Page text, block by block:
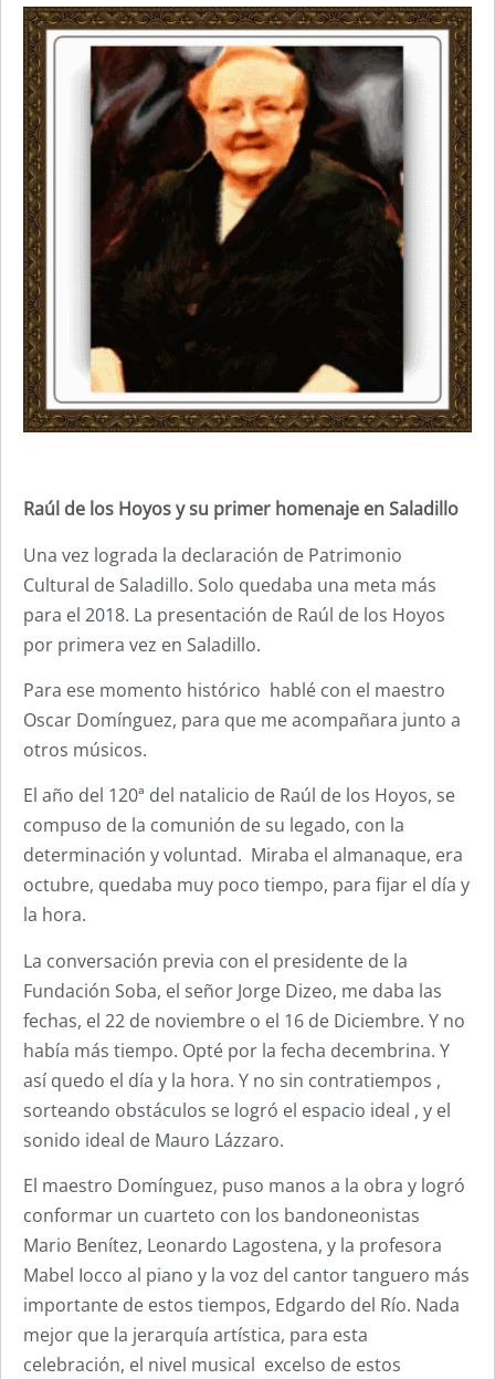
Raúl de los Hoyos y su primer homenaje en Saladillo
Una vez lograda la declaración de Patrimonio
Cultural de Saladillo. Solo quedaba una meta más
para el 2018. La presentación de Raúl de los Hoyos
por primera vez en Saladillo.
Para ese momento histórico hablé con el maestro
Oscar Domínguez, para que me acompañara junto a
otros músicos.
El año del 120ª del natalicio de Raúl de los Hoyos, se
compuso de la comunión de su legado, con la
determinación y voluntad. Miraba el almanaque, era
octubre, quedaba muy poco tiempo, para fijar el día y
la hora.
La conversación previa con el presidente de la
Fundación Soba, el señor Jorge Dizeo, me daba las
fechas, el 22 de noviembre o el 16 de Diciembre. Y no
había más tiempo. Opté por la fecha decembrina. Y
así quedo el día y la hora. Y no sin contratiempos ,
sorteando obstáculos se logró el espacio ideal , y el
sonido ideal de Mauro Lázzaro.
El maestro Domínguez, puso manos a la obra y logró
conformar un cuarteto con los bandoneonistas
Mario Benítez, Leonardo Lagostena, y la profesora
Mabel Iocco al piano y la voz del cantor tanguero más
importante de estos tiempos, Edgardo del Río. Nada
mejor que la jerarquía artística, para esta
celebración, el nivel musical excelso de estos